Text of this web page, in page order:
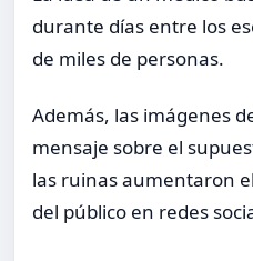
durante días entre los
de miles de personas.
Además, las imágenes
mensaje sobre el
las ruinas aumentaron
del público en redes